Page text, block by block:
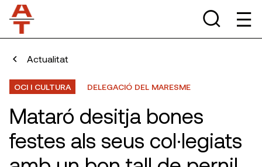
Actualitat
OCI I CULTURA DELEGACIÓ DEL MARESME
Mataró desitja bones
festes als seus col·legiats